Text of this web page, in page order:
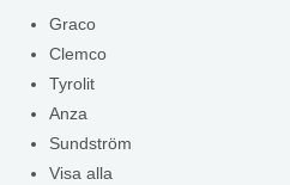
Graco
Clemco
Tyrolit
Anza
Sundström
Visa alla